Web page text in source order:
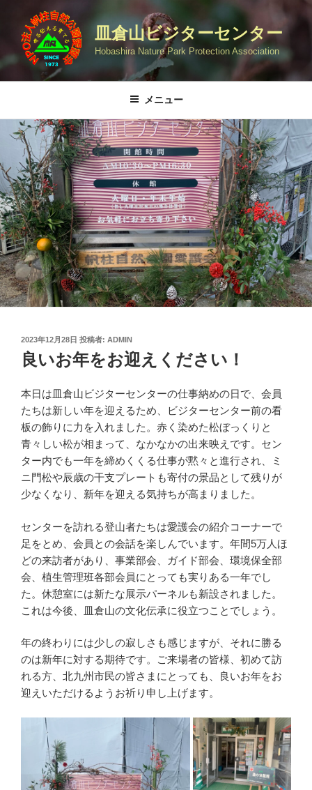
ン
皿倉山ビジターセンター
Hobashira Nature Park Protection Association
メニュー
投
稿
日:
2023年12月28日 投稿者: ADMIN
良いお年をお迎えください！
本日は皿倉山ビジターセンターの仕事納めの日で、会員
たちは新しい年を迎えるため、ビジターセンター前の看
板の飾りに力を入れました。赤く染めた松ぼっくりと
青々しい松が相まって、なかなかの出来映えです。セン
ター内でも一年を締めくくる仕事が黙々と進行され、ミ
ニ門松や辰歳の干支プレートも寄付の景品として残りが
少なくなり、新年を迎える気持ちが高まりました。
センターを訪れる登山者たちは愛護会の紹介コーナーで
足をとめ、会員との会話を楽しんでいます。年間5万人ほ
どの来訪者があり、事業部会、ガイド部会、環境保全部
会、植生管理班各部会員にとっても実りある一年でし
た。休憩室には新たな展示パーネルも新設されました。
これは今後、皿倉山の文化伝承に役立つことでしょう。
年の終わりには少しの寂しさも感じますが、それに勝る
のは新年に対する期待です。ご来場者の皆様、初めて訪
れる方、北九州市民の皆さまにとっても、良いお年をお
迎えいただけるようお祈り申し上げます。